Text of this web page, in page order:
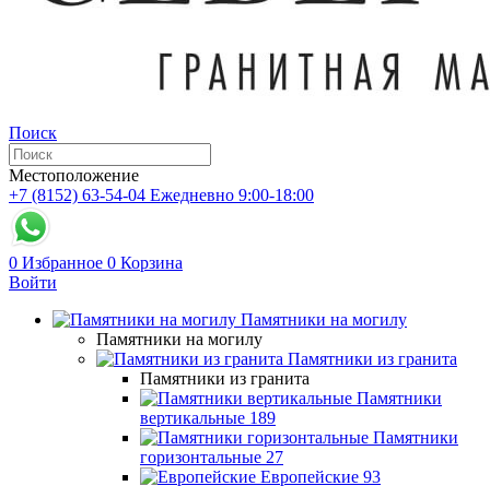
Поиск
Местоположение
+7 (8152) 63-54-04 Ежедневно 9:00-18:00
0 Избранное 0 Корзина
Войти
Памятники на могилу
Памятники на могилу
Памятники из гранита
Памятники из гранита
Памятники
вертикальные 189
Памятники
горизонтальные 27
Европейские 93